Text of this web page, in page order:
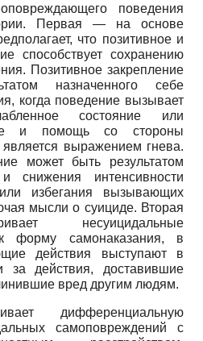
поведения
Первая — на основе
что позитивное и
способствует сохранению
Позитивное закрепление
назначенного себе
когда поведение вызывает
состояние или
и помощь со стороны
выражением гнева.
может быть результатом
снижения интенсивности
избегания вызывающих
мысли о суициде. Вторая
несуицидальные
форму самонаказания, в
действия выступают в
за действия, доставившие
вред другим людям.
дифференциальную
самоповреждений с